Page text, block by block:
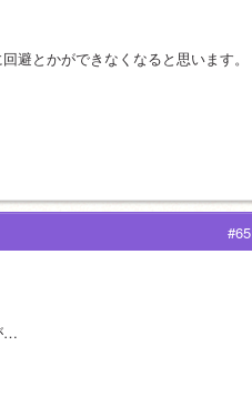
避とかができなくなると思います。
#65
…